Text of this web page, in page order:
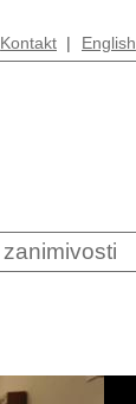
Kontakt | English
zanimivosti